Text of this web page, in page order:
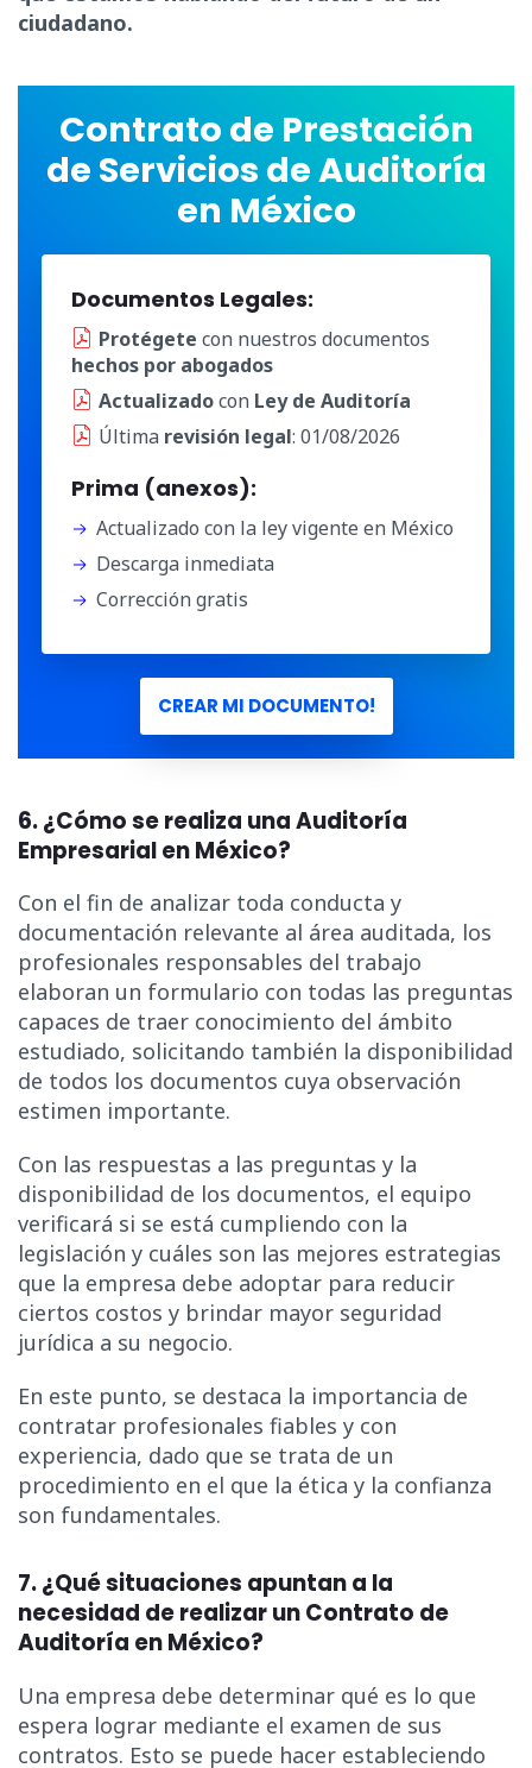
ciudadano.
Contrato de Prestación
de Servicios de Auditoría
en México
Documentos Legales:
Protégete con nuestros documentos
hechos por abogados
Actualizadocon Ley de Auditoría
Última revisión legal: 01/08/2026
Prima (anexos):
Actualizado con la ley vigente en México
Descarga inmediata
Corrección gratis
CREAR MI DOCUMENTO!
6. ¿Cómo se realiza una Auditoría
Empresarial en México?
Con el fin de analizar toda conducta y
documentación relevante al área auditada, los
profesionales responsables del trabajo
elaboran un formulario con todas las preguntas
capaces de traer conocimiento del ámbito
estudiado, solicitando también la disponibilidad
de todos los documentos cuya observación
estimen importante.
Con las respuestas a las preguntas y la
disponibilidad de los documentos, el equipo
verificará si se está cumpliendo con la
legislación y cuáles son las mejores estrategias
que la empresa debe adoptar para reducir
ciertos costos y brindar mayor seguridad
jurídica a su negocio.
En este punto, se destaca la importancia de
contratar profesionales fiables y con
experiencia, dado que se trata de un
procedimiento en el que la ética y la confianza
son fundamentales.
7. ¿Qué situaciones apuntan a la
necesidad de realizar un Contrato de
Auditoría en México?
Una empresa debe determinar qué es lo que
espera lograr mediante el examen de sus
contratos. Esto se puede hacer estableciendo